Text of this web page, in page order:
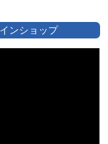
ンショップ